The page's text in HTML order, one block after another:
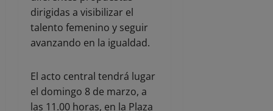
dirigidas a visibilizar el
talento femenino y seguir
avanzando en la igualdad.
El acto central tendrá lugar
el domingo 8 de marzo, a
las 11.00 horas, en la Plaza